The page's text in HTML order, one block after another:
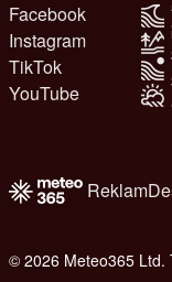
Facebook
Instagram
TikTok
YouTube
Reklam
© 2026 Meteo365 Ltd.